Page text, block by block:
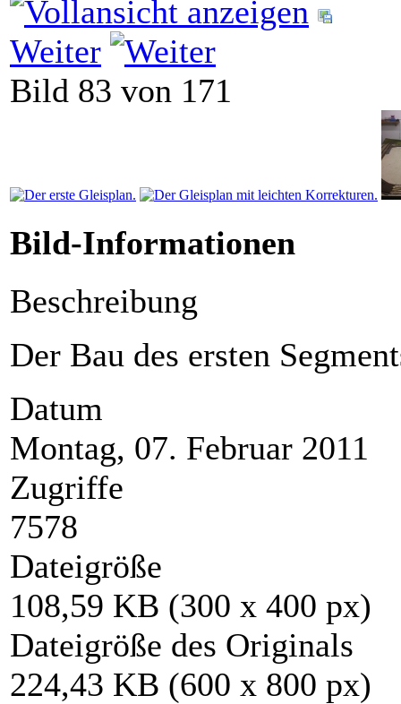
Weiter
Bild 83 von 171
Bild-Informationen
Beschreibung
Der Bau des ersten
Datum
Montag, 07. Februar 2011
Zugriffe
7578
Dateigröße
108,59 KB (300 x 400 px)
Dateigröße des Originals
224,43 KB (600 x 800 px)